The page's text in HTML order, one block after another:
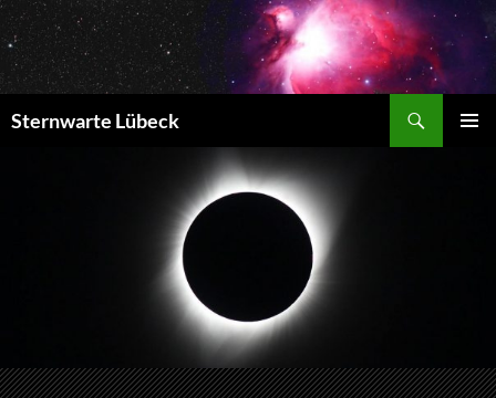
Zum
Inhalt
springen
Sternwarte Lübeck